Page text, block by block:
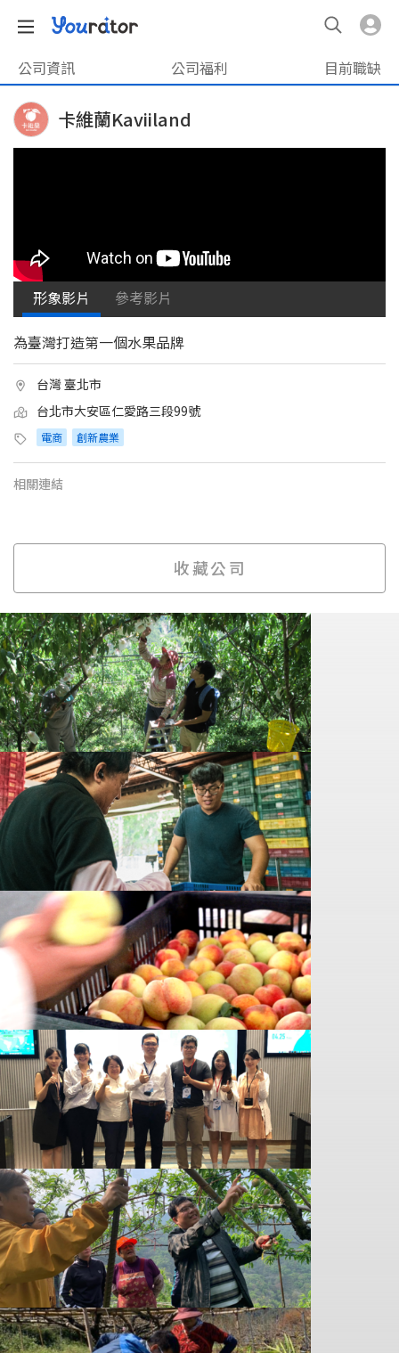
公司資訊 公司福利 目前職缺
卡維蘭Kaviiland
形象影片 參考影片
為臺灣打造第一個水果品牌
台灣 臺北市
台北市大安區仁愛路三段99號
電商 創新農業
相關連結
收藏公司